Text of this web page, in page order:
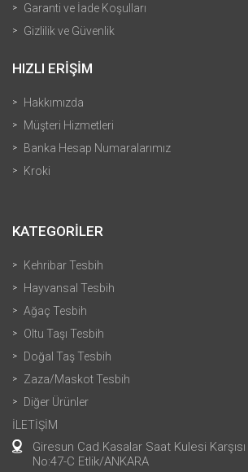
Garanti ve İade Koşulları
Gizlilik ve Güvenlik
HIZLI ERİŞİM
Hakkımızda
Müşteri Hizmetleri
Banka Hesap Numaralarımız
Kroki
KATEGORİLER
Kehribar Tesbih
Hayvansal Tesbih
Ağaç Tesbih
Oltu Taşı Tesbih
Doğal Taş Tesbih
Zaza/Maskot Tesbih
Diğer Ürünler
İLETİŞİM
Giresun Cad.Kasalar Saat Kulesi Karşısı
No:47-C Etlik/ANKARA